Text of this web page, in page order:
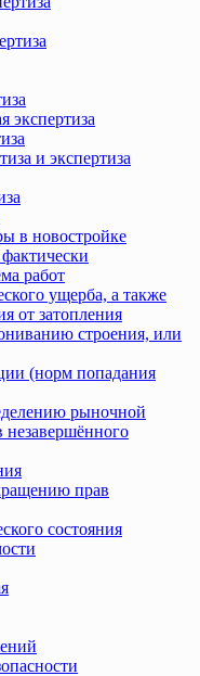
экспертиза
и экспертиза
в новостройке
работ
ущерба, а также
от затопления
строения, или
(норм попадания
рыночной
незавершённого
прав
состояния